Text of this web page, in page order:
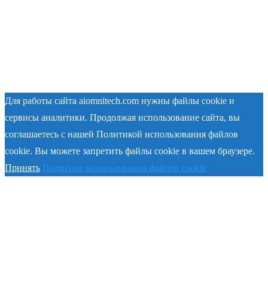
Для работы сайта aiomnitech.com нужны файлы cookie и
сервисы аналитики. Продолжая использование сайта, вы
соглашаетесь с нашей Политикой использования файлов
cookie. Вы можете запретить файлы cookie в вашем браузере.
Принять Политика использования файлов cookie